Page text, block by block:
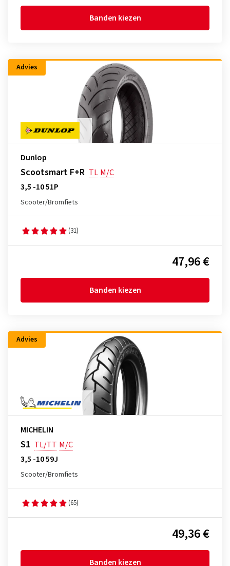
Banden kiezen
Advies
Dunlop
Scootsmart F+R TL M/C
3,5 -10 51P
Scooter/Bromfiets
(31)
47,96 €
Banden kiezen
Advies
MICHELIN
S1 TL/TT M/C
3,5 -10 59J
Scooter/Bromfiets
(65)
49,36 €
Banden kiezen